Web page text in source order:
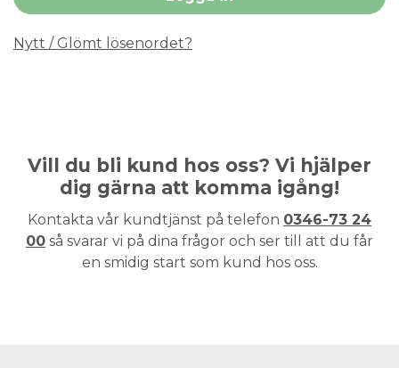
Nytt / Glömt lösenordet?
Vill du bli kund hos oss? Vi hjälper
dig gärna att komma igång!
Kontakta vår kundtjänst på telefon 0346-73 24
00 så svarar vi på dina frågor och ser till att du får
en smidig start som kund hos oss.